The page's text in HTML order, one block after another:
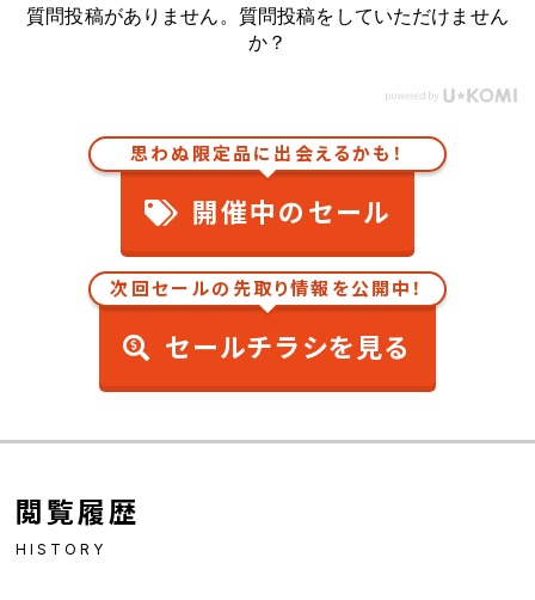
質問投稿がありません。質問投稿をしていただけません
か？
思わぬ限定品に出会えるかも！
開催中のセール
次回セールの先取り情報を公開中！
セールチラシを見る
閲覧履歴
HISTORY